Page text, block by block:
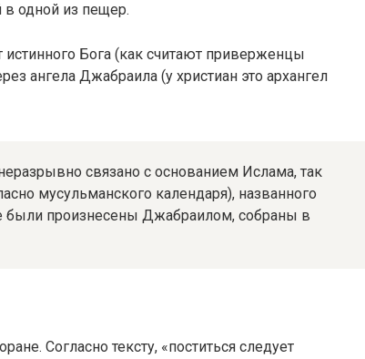
одной из пещер.
Бога (как считают приверженцы
ангела Джабраила (у христиан это архангел
связано с основанием Ислама, так
мусульманского календаря), названного
произнесены Джабраилом, собраны в
Согласно тексту, «поститься следует